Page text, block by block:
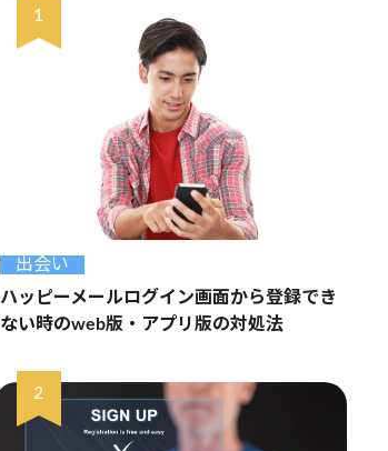
出会い
ハッピーメールログイン画面から登録でき
ない時のweb版・アプリ版の対処法